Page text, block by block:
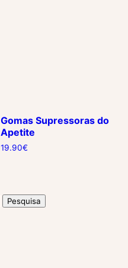
Gomas Supressoras do
Apetite
19.90€
Pesquisa